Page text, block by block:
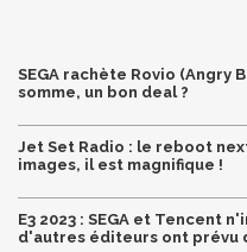
SEGA rachète Rovio (Angry
somme, un bon deal ?
Jet Set Radio : le reboot
images, il est magnifique !
E3 2023 : SEGA et Tencent
d'autres éditeurs ont prévu